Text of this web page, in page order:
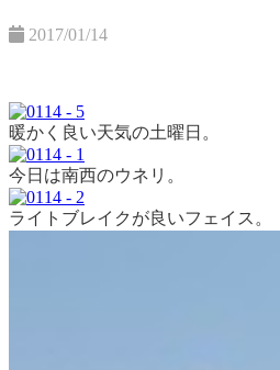
2017/01/14
暖かく良い天気の土曜日。
今日は南西のウネリ。
ライトブレイクが良いフェイス。